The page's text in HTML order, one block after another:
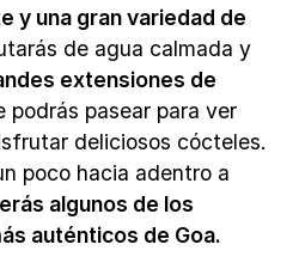
y una gran variedad de
de agua calmada y
extensiones de
podrás pasear para ver
deliciosos cócteles.
poco hacia adentro a
algunos de los
auténticos de Goa.